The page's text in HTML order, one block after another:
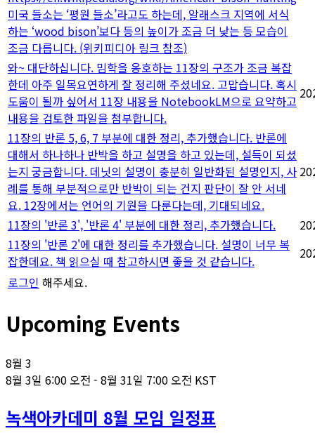
미국 들소는 ‘평원 들소’라고도 하는데, 알래스크 지역에 서식
하는 ‘wood bison’보다 등의 높이가 조금 더 낮는 등 모습이
조금 다릅니다. (위키피디아 링크 참조)
와~ 대단하십니다. 밈학을 옹호하는 11장의 구조가 조금 복잡
한데 아주 일목요연하게 잘 정리해 주셨네요. 고맙습니다. 혹시
도움이 될까 싶어서 11장 내용을 NotebookLM으로 요약하고
내용을 검토한 파일을 첨부합니다.
11장의 반론 5, 6, 7 부분에 대한 정리, 추가했습니다. 반론에
대해서 하나하나 반박을 하고 설명을 하고 있는데, 설득이 되셨
는지 궁금합니다. 데닛의 설명이 충분히 일반화된 설명인지, 사
례를 통해 부분적으로만 반박이 되는 건지 판단이 잘 안 서네
요. 12장에서는 언어의 기원을 다룬다는데, 기대되네요.
11장의 '반론 3', '반론 4' 부분에 대한 정리, 추가했습니다.
11장의 '반론 2'에 대한 정리를 추가했습니다. 설명이 너무 복
잡한데요. 책 읽으실 때 참고하시면 좋을 것 같습니다.
로그인 해주세요.
Upcoming Events
8월 3
8월 3일 6:00 오전 - 8월 31일 7:00 오전 KST
녹색아카데미 8월 모임 일정표